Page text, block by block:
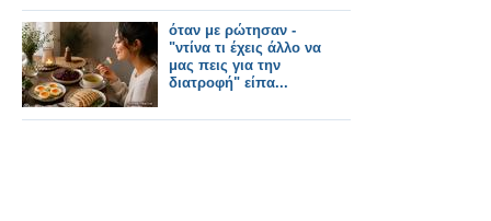
όταν με ρώτησαν -
"ντίνα τι έχεις άλλο να
μας πεις για την
διατροφή" είπα...